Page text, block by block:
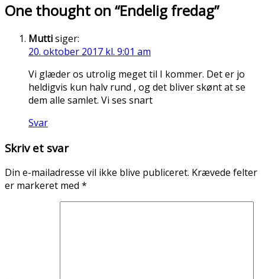
One thought on “Endelig fredag”
Muttisiger:
20. oktober 2017 kl. 9:01 am
Vi glæder os utrolig meget til I kommer. Det er jo
heldigvis kun halv rund , og det bliver skønt at se
dem alle samlet. Vi ses snart
Svar
Skriv et svar
Din e-mailadresse vil ikke blive publiceret. Krævede felter
er markeret med *